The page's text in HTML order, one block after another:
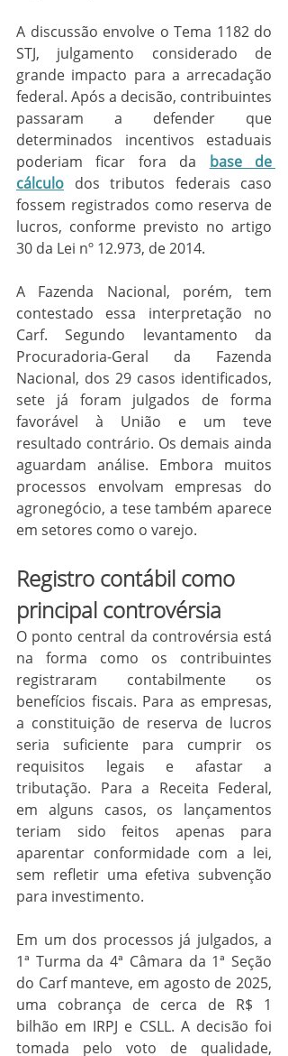
A discussão envolve o Tema 1182 do
STJ, julgamento considerado de
grande impacto para a arrecadação
federal. Após a decisão, contribuintes
passaram a defender que
determinados incentivos estaduais
poderiam ficar fora da base de
cálculo dos tributos federais caso
fossem registrados como reserva de
lucros, conforme previsto no artigo
30 da Lei nº 12.973, de 2014.
A Fazenda Nacional, porém, tem
contestado essa interpretação no
Carf. Segundo levantamento da
Procuradoria-Geral da Fazenda
Nacional, dos 29 casos identificados,
sete já foram julgados de forma
favorável à União e um teve
resultado contrário. Os demais ainda
aguardam análise. Embora muitos
processos envolvam empresas do
agronegócio, a tese também aparece
em setores como o varejo.
Registro contábil como
principal controvérsia
O ponto central da controvérsia está
na forma como os contribuintes
registraram contabilmente os
benefícios fiscais. Para as empresas,
a constituição de reserva de lucros
seria suficiente para cumprir os
requisitos legais e afastar a
tributação. Para a Receita Federal,
em alguns casos, os lançamentos
teriam sido feitos apenas para
aparentar conformidade com a lei,
sem refletir uma efetiva subvenção
para investimento.
Em um dos processos já julgados, a
1ª Turma da 4ª Câmara da 1ª Seção
do Carf manteve, em agosto de 2025,
uma cobrança de cerca de R$ 1
bilhão em IRPJ e CSLL. A decisão foi
tomada pelo voto de qualidade,